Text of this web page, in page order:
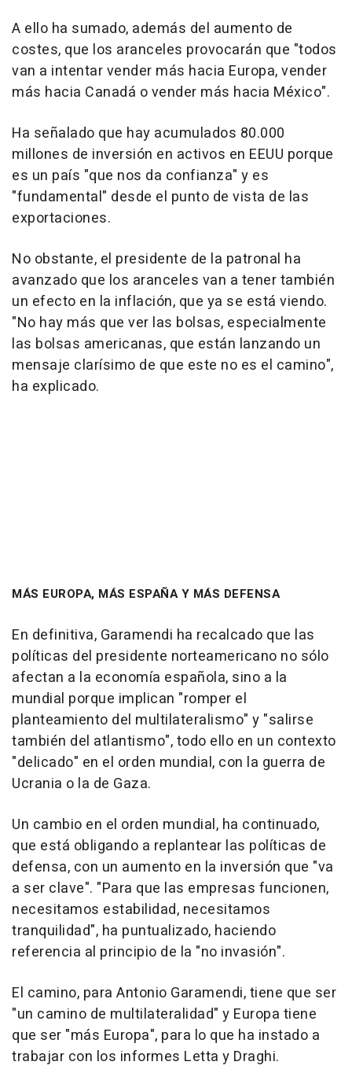
A ello ha sumado, además del aumento de
costes, que los aranceles provocarán que "todos
van a intentar vender más hacia Europa, vender
más hacia Canadá o vender más hacia México".
Ha señalado que hay acumulados 80.000
millones de inversión en activos en EEUU porque
es un país "que nos da confianza" y es
"fundamental" desde el punto de vista de las
exportaciones.
No obstante, el presidente de la patronal ha
avanzado que los aranceles van a tener también
un efecto en la inflación, que ya se está viendo.
"No hay más que ver las bolsas, especialmente
las bolsas americanas, que están lanzando un
mensaje clarísimo de que este no es el camino",
ha explicado.
MÁS EUROPA, MÁS ESPAÑA Y MÁS DEFENSA
En definitiva, Garamendi ha recalcado que las
políticas del presidente norteamericano no sólo
afectan a la economía española, sino a la
mundial porque implican "romper el
planteamiento del multilateralismo" y "salirse
también del atlantismo", todo ello en un contexto
"delicado" en el orden mundial, con la guerra de
Ucrania o la de Gaza.
Un cambio en el orden mundial, ha continuado,
que está obligando a replantear las políticas de
defensa, con un aumento en la inversión que "va
a ser clave". "Para que las empresas funcionen,
necesitamos estabilidad, necesitamos
tranquilidad", ha puntualizado, haciendo
referencia al principio de la "no invasión".
El camino, para Antonio Garamendi, tiene que ser
"un camino de multilateralidad" y Europa tiene
que ser "más Europa", para lo que ha instado a
trabajar con los informes Letta y Draghi.